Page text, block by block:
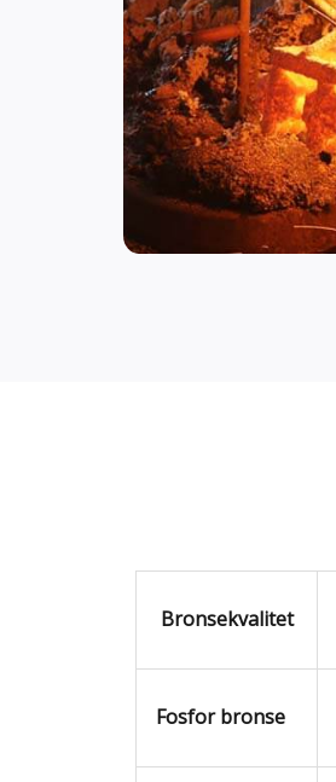
Bronsekvalitet
Fosfor bronse